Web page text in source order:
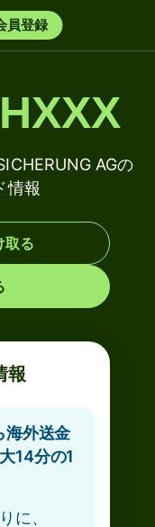
員登録
AGの
情報
取る
報
海外送金
14分の1
に、